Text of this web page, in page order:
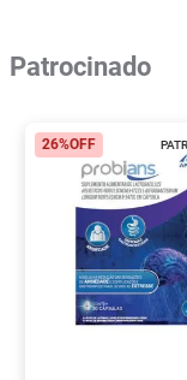
Patrocinado
26%OFF